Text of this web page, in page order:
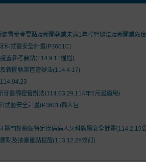
置參考要點及新開執業未滿1年控管辦法及新開業額
科就醫安全計畫(P3601C)
置參考要點(114.9.11通過).
新開執業控管辦法(114.4.17)
牙醫師控管辦法(114.03.29,114年5月起適用)
就醫安全計畫(P3601)懶人包
醫門診總額特定疾病病人牙科就醫安全計畫(114.2.19
點及抽審重點提醒(113.12.28修訂)